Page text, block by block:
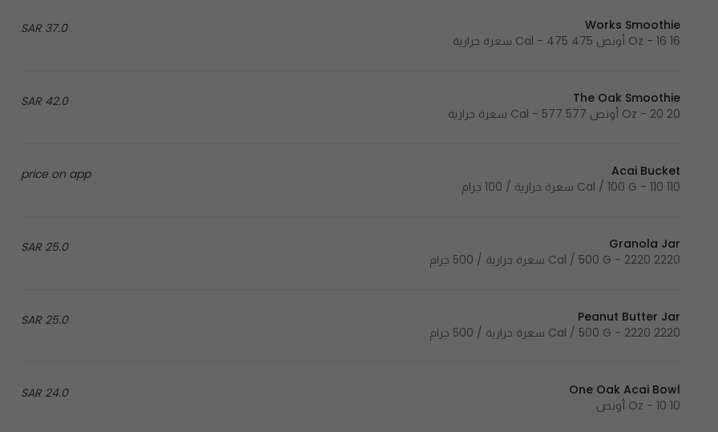
37.0 SAR
Works Smoothie
16 Oz - 16 أونص 475 Cal - 475 سعرة حرارية
42.0 SAR
The Oak Smoothie
20 Oz - 20 أونص 577 Cal - 577 سعرة حرارية
price on app
Acai Bucket
110 Cal / 100 G - 110 سعرة حرارية / 100 جرام
25.0 SAR
Granola Jar
2220 Cal / 500 G - 2220 سعرة حرارية / 500 جرام
25.0 SAR
Peanut Butter Jar
2220 Cal / 500 G - 2220 سعرة حرارية / 500 جرام
24.0 SAR
One Oak Acai Bowl
10 Oz - 10 أونص